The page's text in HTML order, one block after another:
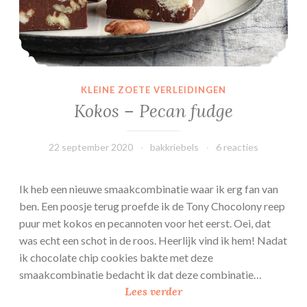
KLEINE ZOETE VERLEIDINGEN
Kokos – Pecan fudge
22 september 2020 bakkriebels 6 reacties
Ik heb een nieuwe smaakcombinatie waar ik erg fan van
ben. Een poosje terug proefde ik de Tony Chocolony reep
puur met kokos en pecannoten voor het eerst. Oei, dat
was echt een schot in de roos. Heerlijk vind ik hem! Nadat
ik chocolate chip cookies bakte met deze
smaakcombinatie bedacht ik dat deze combinatie…
Lees verderK